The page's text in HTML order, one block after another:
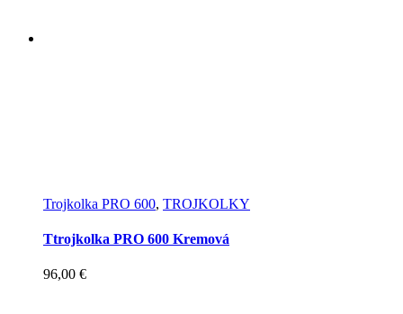
Trojkolka PRO 600, TROJKOLKY
Ttrojkolka PRO 600 Kremová
96,00 €